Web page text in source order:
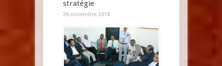
stratégie
26 novembre 2018